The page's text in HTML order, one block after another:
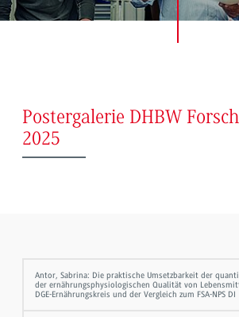
Postergalerie DHBW
2025
Antor, Sabrina: Die praktische Umsetzbarkeit der
der ernährungsphysiologischen Qualität von
DGE-Ernährungskreis und der Vergleich zum FSA-NPS DI